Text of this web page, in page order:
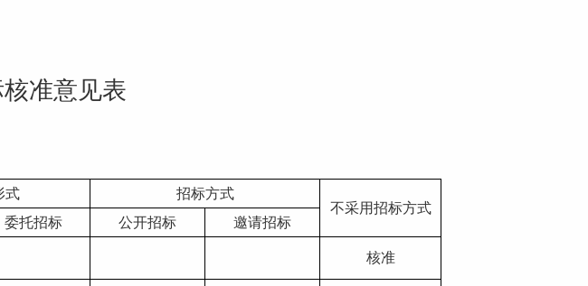
准意见表
式
招标方式
不采用招标方式
委托招标 公开招标 邀请招标
核准